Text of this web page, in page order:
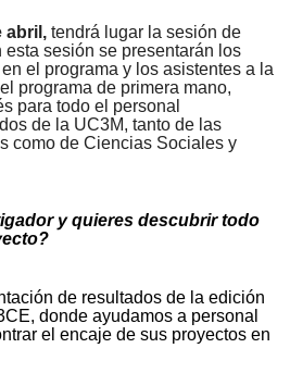
abril, tendrá lugar la sesión de
sesión se presentarán los
el programa y los asistentes a la
programa de primera mano,
para todo el personal
de la UC3M, tanto de las
como de Ciencias Sociales y
y quieres descubrir todo
de resultados de la edición
donde ayudamos a personal
el encaje de sus proyectos en